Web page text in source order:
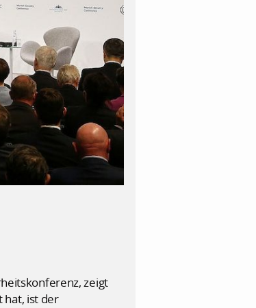
zeigt
hat, ist der